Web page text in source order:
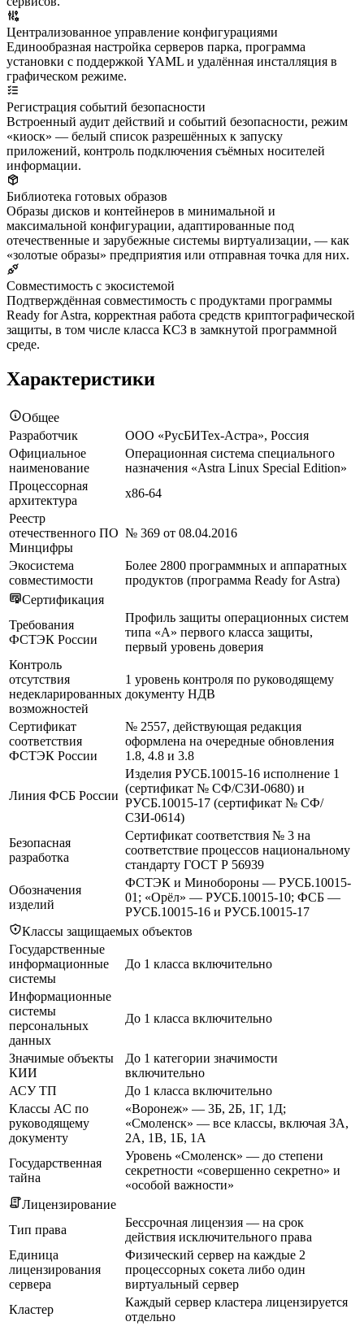
Централизованное управление конфигурациями
Единообразная настройка серверов парка, программа
установки с поддержкой YAML и удалённая инсталляция в
графическом режиме.
Регистрация событий безопасности
Встроенный аудит действий и событий безопасности, режим
«киоск» — белый список разрешённых к запуску
приложений, контроль подключения съёмных носителей
информации.
Библиотека готовых образов
Образы дисков и контейнеров в минимальной и
максимальной конфигурации, адаптированные под
отечественные и зарубежные системы виртуализации, — как
«золотые образы» предприятия или отправная точка для них.
Совместимость с экосистемой
Подтверждённая совместимость с продуктами программы
Ready for Astra, корректная работа средств криптографической
защиты, в том числе класса КСЗ в замкнутой программной
среде.
Характеристики
Общее
Разработчик
ООО «РусБИТех-Астра», Россия
Официальное
наименование
Операционная система специального
назначения «Astra Linux Special Edition»
Процессорная
архитектура
x86-64
Реестр
отечественного ПО
Минцифры
№ 369 от 08.04.2016
Экосистема
совместимости
Более 2800 программных и аппаратных
продуктов (программа Ready for Astra)
Сертификация
Требования
ФСТЭК России
Профиль защиты операционных систем
типа «А» первого класса защиты,
первый уровень доверия
Контроль
отсутствия
недекларированных
возможностей
1 уровень контроля по руководящему
документу НДВ
Сертификат
соответствия
ФСТЭК России
№ 2557, действующая редакция
оформлена на очередные обновления
1.8, 4.8 и 3.8
Линия ФСБ России
Изделия РУСБ.10015-16 исполнение 1
(сертификат № СФ/СЗИ-0680) и
РУСБ.10015-17 (сертификат № СФ/
СЗИ-0614)
Безопасная
разработка
Сертификат соответствия № 3 на
соответствие процессов национальному
стандарту ГОСТ Р 56939
Обозначения
изделий
ФСТЭК и Минобороны — РУСБ.10015-
01; «Орёл» — РУСБ.10015-10; ФСБ —
РУСБ.10015-16 и РУСБ.10015-17
Классы защищаемых объектов
Государственные
информационные
системы
До 1 класса включительно
Информационные
системы
персональных
данных
До 1 класса включительно
Значимые объекты
КИИ
До 1 категории значимости
включительно
АСУ ТП
До 1 класса включительно
Классы АС по
руководящему
документу
«Воронеж» — 3Б, 2Б, 1Г, 1Д;
«Смоленск» — все классы, включая 3А,
2А, 1В, 1Б, 1А
Государственная
тайна
Уровень «Смоленск» — до степени
секретности «совершенно секретно» и
«особой важности»
Лицензирование
Тип права
Бессрочная лицензия — на срок
действия исключительного права
Единица
лицензирования
сервера
Физический сервер на каждые 2
процессорных сокета либо один
виртуальный сервер
Кластер
Каждый сервер кластера лицензируется
отдельно